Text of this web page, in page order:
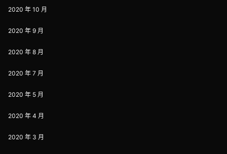
2020 年 10 月
2020 年 9 月
2020 年 8 月
2020 年 7 月
2020 年 5 月
2020 年 4 月
2020 年 3 月